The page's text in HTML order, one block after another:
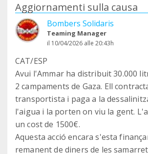
Aggiornamenti sulla causa
Bombers Solidaris
Teaming Manager
il 10/04/2026 alle 20:43h
CAT/ESP
Avui l'Ammar ha distribuit 30.000
2 campaments de Gaza. Ell
transportista i paga a la
l'aigua i la porten on viu la gent.
un cost de 1500€.
Aquesta acció encara s'esta
remanent de diners de les